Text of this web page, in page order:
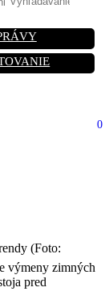
0
(Foto:
výmeny zimných
pred